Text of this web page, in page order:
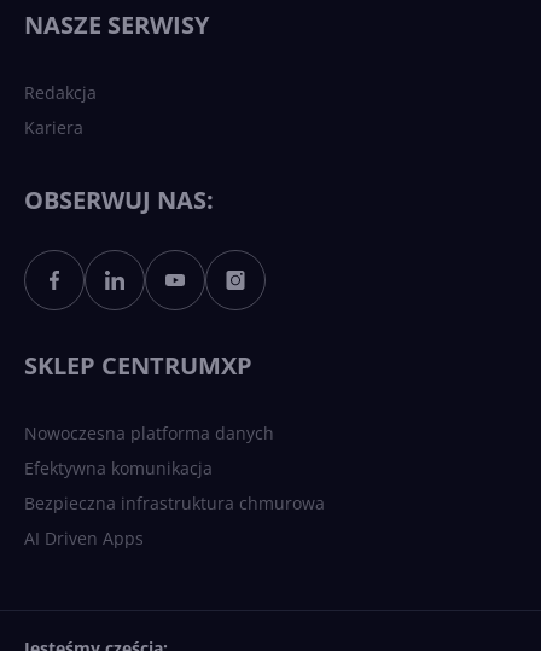
Sztuczna inteligencja po
polsku. Dość barier
NASZE SERWISY
Redakcja
Kariera
OBSERWUJ NAS:
SKLEP CENTRUMXP
Nowoczesna platforma danych
Efektywna komunikacja
Bezpieczna infrastruktura chmurowa
AI Driven Apps